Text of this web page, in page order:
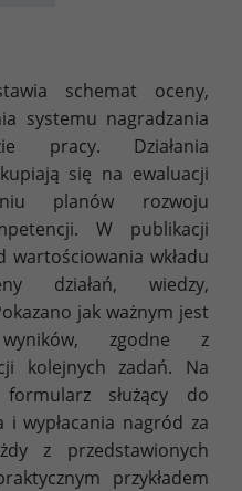
schemat oceny,
systemu nagradzania
pracy. Działania
się na ewaluacji
planów rozwoju
W publikacji
wkładu
działań, wiedzy,
jak ważnym jest
zgodne z
kolejnych zadań. Na
służący do
i wypłacania nagród za
z przedstawionych
przykładem